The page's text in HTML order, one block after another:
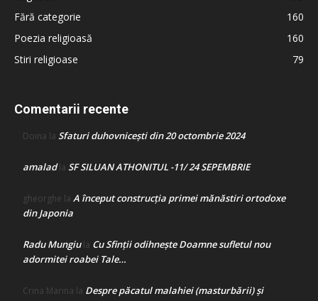
Fără categorie
160
Poezia religioasă
160
Stiri religioase
79
Comentarii recente
Doina la Sfaturi duhovnicești din 20 octombrie 2024
amaladla SF SILUAN ATHONITUL -11/ 24 SEPEMBRIE
gheorghe la A început construcţia primei mănăstiri ortodoxe
din Japonia
Radu Mungiula Cu Sfinții odihnește Doamne sufletul nou
adormitei roabei Tale…
Crina Marina la Despre păcatul malahiei (masturbării) şi